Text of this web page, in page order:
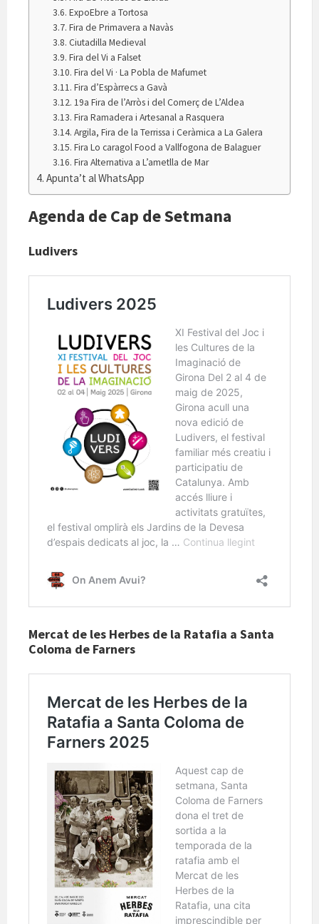
ExpoEbre a Tortosa
Fira de Primavera a Navàs
Ciutadilla Medieval
Fira del Vi a Falset
Fira del Vi · La Pobla de Mafumet
Fira d’Espàrrecs a Gavà
19a Fira de l’Arròs i del Comerç de L’Aldea
Fira Ramadera i Artesanal a Rasquera
Argila, Fira de la Terrissa i Ceràmica a La Galera
Fira Lo caragol Food a Vallfogona de Balaguer
Fira Alternativa a L’ametlla de Mar
Apunta’t al WhatsApp
Agenda de Cap de Setmana
Ludivers
Mercat de les Herbes de la Ratafia a Santa
Coloma de Farners